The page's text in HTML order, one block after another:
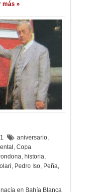
más »
1 aniversario,
, Copa
, historia,
, Pedro Iso, Peña,
en Bahía Blanca